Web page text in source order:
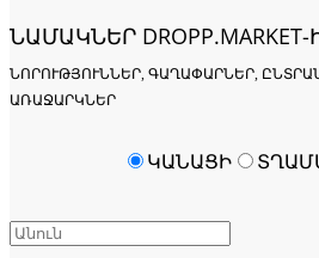
ՆԱՄԱԿՆԵՐ DROPP.MARKET-
ՆՈՐՈՒԹՅՈՒՆՆԵՐ, ԳԱՂԱՓԱՐՆԵՐ,
ՌԱՋԱՐԿՆԵՐ
ԿԱՆԱՑԻ